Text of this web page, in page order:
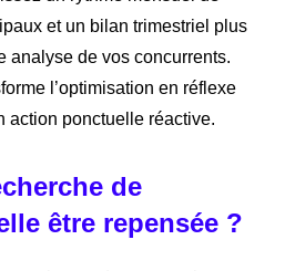
et un bilan trimestriel plus
analyse de vos concurrents.
l’optimisation en réflexe
action ponctuelle réactive.
de
être repensée ?